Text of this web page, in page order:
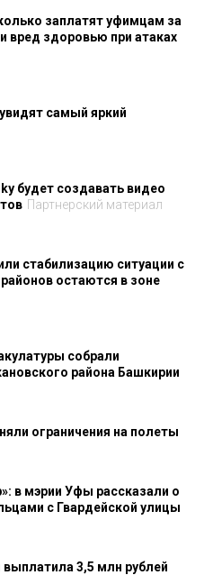
заплатят уфимцам за
вред здоровью при атаках
самый яркий
будет создавать видео
Партнерский материал
стабилизацию ситуации с
остаются в зоне
собрали
района Башкирии
ограничения на полеты
в мэрии Уфы рассказали о
с Гвардейской улицы
выплатила 3,5 млн рублей